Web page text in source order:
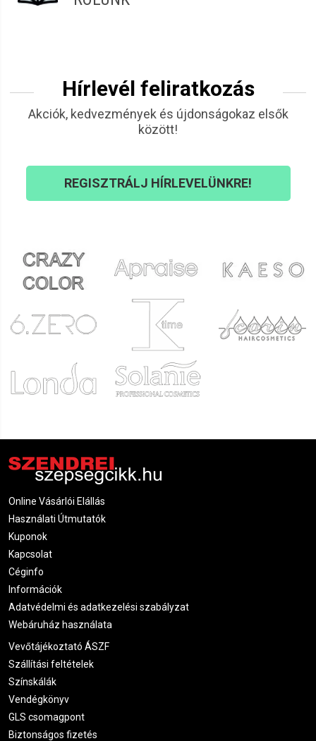
Hírlevél feliratkozás
Akciók, kedvezmények és újdonságokaz elsők
között!
REGISZTRÁLJ HÍRLEVELÜNKRE!
Online Vásárlói Elállás
Használati Útmutatók
Kuponok
Kapcsolat
Céginfo
Információk
Adatvédelmi és adatkezelési szabályzat
Webáruház használata
Vevőtájékoztató ÁSZF
Szállítási feltételek
Színskálák
Vendégkönyv
GLS csomagpont
Biztonságos fizetés